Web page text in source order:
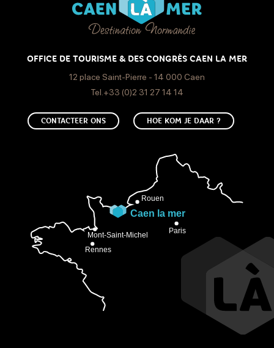
OFFICE DE TOURISME & DES CONGRÈS CAEN LA MER
12 place Saint-Pierre - 14 000 Caen
Tel.+33 (0)2 31 27 14 14
CONTACTEER ONS HOE KOM JE DAAR ?